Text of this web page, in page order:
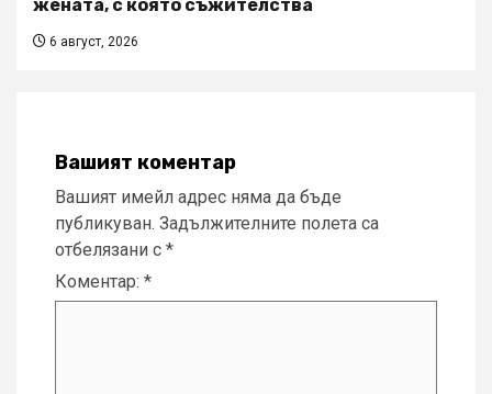
жената, с която съжителства
6 август, 2026
Вашият коментар
Вашият имейл адрес няма да бъде
публикуван. Задължителните полета са
отбелязани с *
Коментар: *